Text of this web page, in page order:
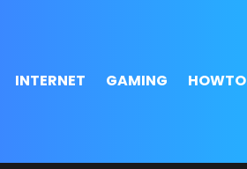
INTERNET GAMING HOWTO